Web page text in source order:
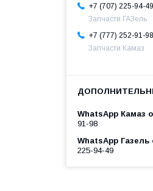
+7 (707) 225-94-49
Запчасти ГАЗель
+7 (777) 252-91-98
Запчасти Камаз
WhatsApp Камаз
91-98
WhatsApp Газель
225-94-49